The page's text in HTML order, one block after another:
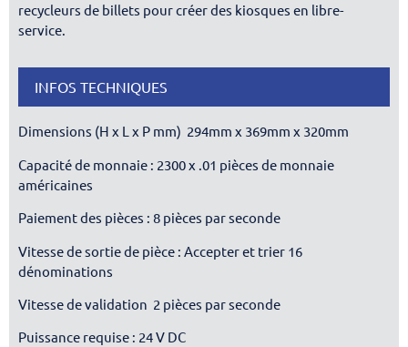
recycleurs de billets pour créer des kiosques en libre-
service.
INFOS TECHNIQUES
Dimensions (H x L x P mm) 294mm x 369mm x 320mm
Capacité de monnaie : 2300 x .01 pièces de monnaie
américaines
Paiement des pièces : 8 pièces par seconde
Vitesse de sortie de pièce : Accepter et trier 16
dénominations
Vitesse de validation 2 pièces par seconde
Puissance requise : 24 V DC